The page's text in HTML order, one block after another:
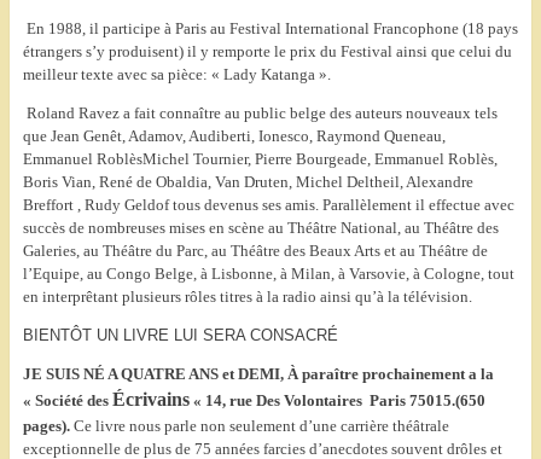
En 1988, il participe à Paris au Festival International Francophone (18 pays
étrangers s’y produisent) il y remporte le prix du Festival ainsi que celui du
meilleur texte avec sa pièce: « Lady Katanga ».
Roland Ravez a fait connaître au public belge des auteurs nouveaux tels
que Jean Genêt, Adamov, Audiberti, Ionesco, Raymond Queneau,
Emmanuel RoblèsMichel Tournier, Pierre Bourgeade, Emmanuel Roblès,
Boris Vian, René de Obaldia, Van Druten, Michel Deltheil, Alexandre
Breffort , Rudy Geldof tous devenus ses amis. Parallèlement il effectue avec
succès de nombreuses mises en scène au Théâtre National, au Théâtre des
Galeries, au Théâtre du Parc, au Théâtre des Beaux Arts et au Théâtre de
l’Equipe, au Congo Belge, à Lisbonne, à Milan, à Varsovie, à Cologne, tout
en interprêtant plusieurs rôles titres à la radio ainsi qu’à la télévision.
BIENTÔT UN LIVRE LUI SERA CONSACRÉ
JE SUIS NÉ A QUATRE ANS et DEMI, À paraître prochainement a la
« Société des Écrivains« 14, rue Des Volontaires Paris 75015.(650
pages). Ce livre nous parle non seulement d’une carrière théâtrale
exceptionnelle de plus de 75 années farcies d’anecdotes souvent drôles et